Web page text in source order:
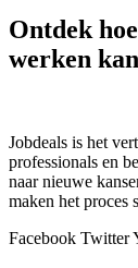
Ontdek
werken
Jobdeals is het
professionals en
naar nieuwe
maken het proces
Facebook Twitter